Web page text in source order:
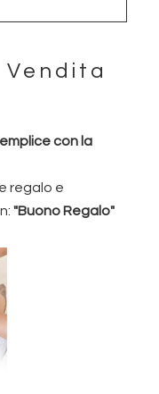
Vendita
con la
regalo e
"Buono Regalo"